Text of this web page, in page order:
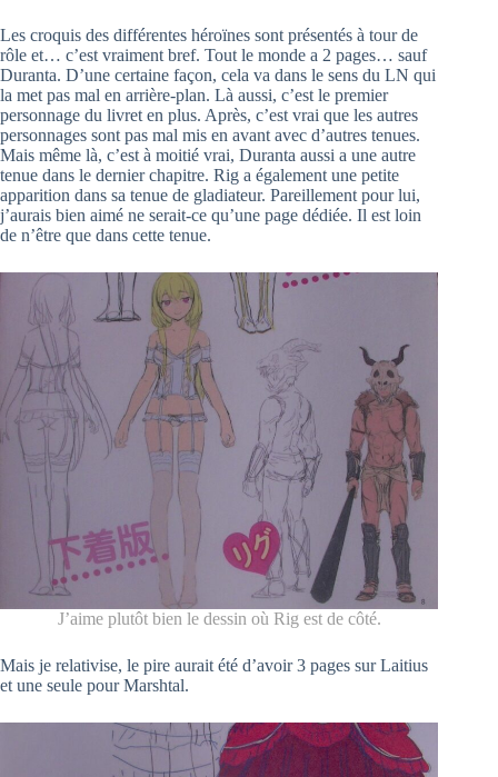
Les croquis des différentes héroïnes sont présentés à tour de
rôle et… c’est vraiment bref. Tout le monde a 2 pages… sauf
Duranta. D’une certaine façon, cela va dans le sens du LN qui
la met pas mal en arrière-plan. Là aussi, c’est le premier
personnage du livret en plus. Après, c’est vrai que les autres
personnages sont pas mal mis en avant avec d’autres tenues.
Mais même là, c’est à moitié vrai, Duranta aussi a une autre
tenue dans le dernier chapitre. Rig a également une petite
apparition dans sa tenue de gladiateur. Pareillement pour lui,
j’aurais bien aimé ne serait-ce qu’une page dédiée. Il est loin
de n’être que dans cette tenue.
J’aime plutôt bien le dessin où Rig est de côté.
Mais je relativise, le pire aurait été d’avoir 3 pages sur Laitius
et une seule pour Marshtal.